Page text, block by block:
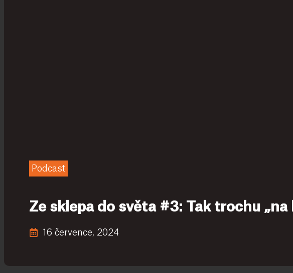
Podcast
Ze sklepa do světa #3: Tak trochu
16 července, 2024